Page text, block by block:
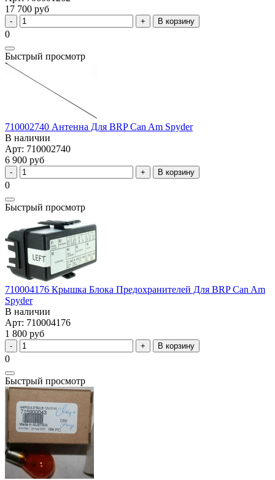
17 700 руб
В корзину
0
Быстрый просмотр
710002740 Антенна Для BRP Can Am Spyder
В наличии
Арт: 710002740
6 900 руб
В корзину
0
Быстрый просмотр
710004176 Крышка Блока Предохранителей Для BRP Can Am
Spyder
В наличии
Арт: 710004176
1 800 руб
В корзину
0
Быстрый просмотр